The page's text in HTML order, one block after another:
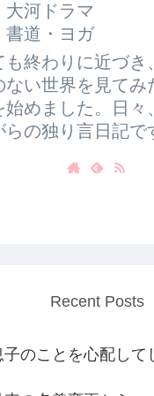
大河ドラマ
書道・ヨガ
も終わりに近づき
ない世界を見てみ
始めました。日々
らの独り言日記で
Recent Posts
のことを心配して